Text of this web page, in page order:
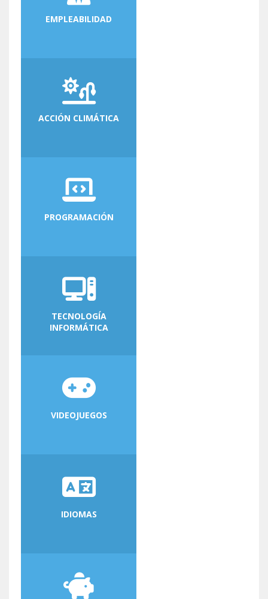
EMPLEABILIDAD
ACCIÓN CLIMÁTICA
PROGRAMACIÓN
TECNOLOGÍA
INFORMÁTICA
VIDEOJUEGOS
IDIOMAS